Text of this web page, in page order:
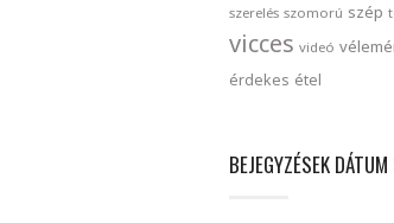
szerelés szomorú szép
vicces videó
érdekes étel
BEJEGYZÉSEK